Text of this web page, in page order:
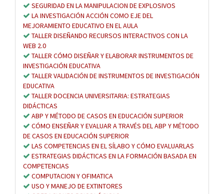
SEGURIDAD EN LA MANIPULACION DE EXPLOSIVOS
LA INVESTIGACIÓN ACCIÓN COMO EJE DEL
MEJORAMIENTO EDUCATIVO EN EL AULA
TALLER DISEÑANDO RECURSOS INTERACTIVOS CON LA
WEB 2.0
TALLER CÓMO DISEÑAR Y ELABORAR INSTRUMENTOS DE
INVESTIGACIÓN EDUCATIVA
TALLER VALIDACIÓN DE INSTRUMENTOS DE INVESTIGACIÓN
EDUCATIVA
TALLER DOCENCIA UNIVERSITARIA: ESTRATEGIAS
DIDÁCTICAS
ABP Y MÉTODO DE CASOS EN EDUCACIÓN SUPERIOR
CÓMO ENSEÑAR Y EVALUAR A TRAVÉS DEL ABP Y MÉTODO
DE CASOS EN EDUCACIÓN SUPERIOR
LAS COMPETENCIAS EN EL SÍLABO Y CÓMO EVALUARLAS
ESTRATEGIAS DIDÁCTICAS EN LA FORMACIÓN BASADA EN
COMPETENCIAS
COMPUTACION Y OFIMATICA
USO Y MANEJO DE EXTINTORES